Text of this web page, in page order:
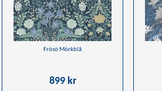
Frösö Mörkblå
899 kr